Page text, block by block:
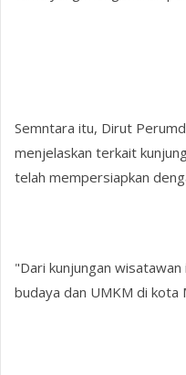
Semntara itu, Dirut
menjelaskan terkait
telah mempersiapkan
"Dari kunjungan
budaya dan UMKM di kota